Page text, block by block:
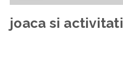
joaca si activitati